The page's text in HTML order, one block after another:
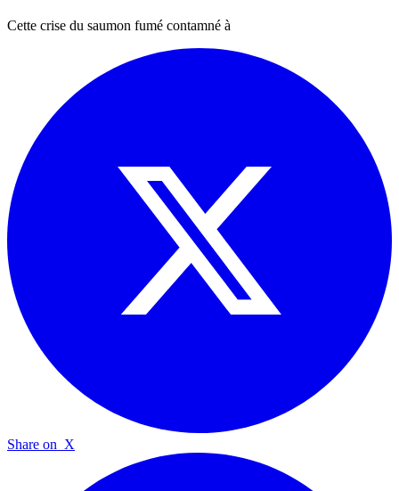
Cette crise du saumon fumé contamné à
Share on X